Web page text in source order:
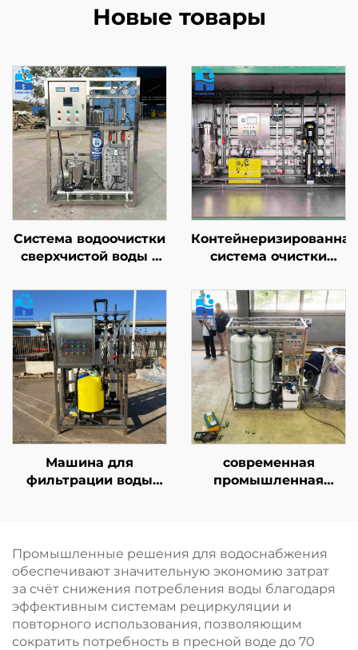
Новые товары
Система водоочистки
сверхчистой воды с
(EDI), автоматическая
промышленная
система очистки
методом
электродеионизации
Контейнеризированная
система очистки
установка для
очистки воды
методом обратного
осмоса, оборудование
для промышленной
фильтрации воды
Машина для
фильтрации воды
осмоса (RO),
двухступенчатая
система, 20 т/л, в
продаже
современная
промышленная
производительностью
2000 л/ч для
фильтрации
подземных и речных
вод с сертификатами
CE и ISO
Промышленные решения для водоснабжения
обеспечивают значительную экономию затрат
за счёт снижения потребления воды благодаря
эффективным системам рециркуляции и
повторного использования, позволяющим
сократить потребность в пресной воде до 70